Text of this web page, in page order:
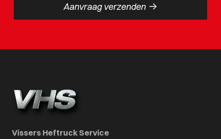
Aanvraag verzenden ->
Vissers Heftruck Service